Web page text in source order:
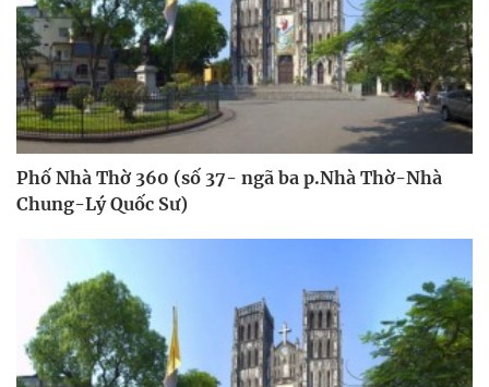
Phố Nhà Thờ 360 (số 37- ngã ba p.Nhà Thờ-Nhà
Chung-Lý Quốc Sư)